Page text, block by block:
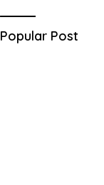
Popular Post